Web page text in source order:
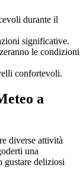
durante il
significative.
le condizioni
confortevoli.
a
diverse attività
una
gustare deliziosi